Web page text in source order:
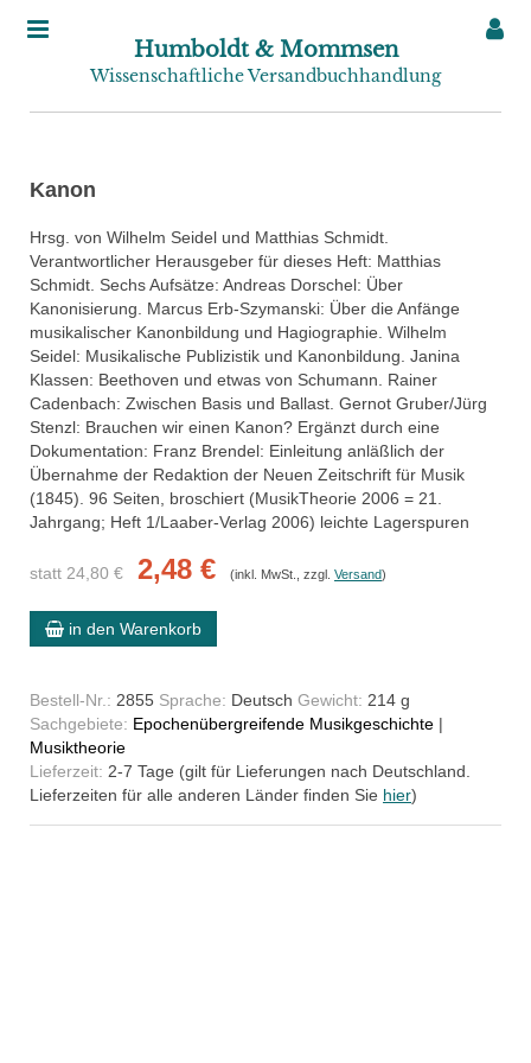
Humboldt & Mommsen
Wissenschaftliche Versandbuchhandlung
Kanon
Hrsg. von Wilhelm Seidel und Matthias Schmidt.
Verantwortlicher Herausgeber für dieses Heft: Matthias
Schmidt. Sechs Aufsätze: Andreas Dorschel: Über
Kanonisierung. Marcus Erb-Szymanski: Über die Anfänge
musikalischer Kanonbildung und Hagiographie. Wilhelm
Seidel: Musikalische Publizistik und Kanonbildung. Janina
Klassen: Beethoven und etwas von Schumann. Rainer
Cadenbach: Zwischen Basis und Ballast. Gernot Gruber/Jürg
Stenzl: Brauchen wir einen Kanon? Ergänzt durch eine
Dokumentation: Franz Brendel: Einleitung anläßlich der
Übernahme der Redaktion der Neuen Zeitschrift für Musik
(1845). 96 Seiten, broschiert (MusikTheorie 2006 = 21.
Jahrgang; Heft 1/Laaber-Verlag 2006) leichte Lagerspuren
statt 24,80 € 2,48 € (inkl. MwSt., zzgl. Versand)
in den Warenkorb
Bestell-Nr.: 2855 Sprache: Deutsch Gewicht: 214 g
Sachgebiete: Epochenübergreifende Musikgeschichte |
Musiktheorie
Lieferzeit: 2-7 Tage (gilt für Lieferungen nach Deutschland.
Lieferzeiten für alle anderen Länder finden Sie hier)